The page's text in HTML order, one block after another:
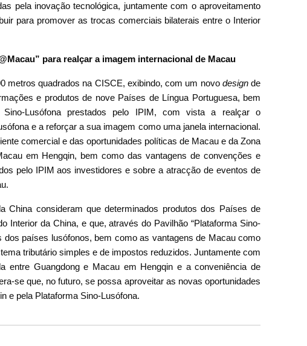
pela inovação tecnológica, juntamente com o aproveitamento
para promover as trocas comerciais bilaterais entre o Interior
pararealçar a imagem internacional de Macau
metros quadrados na CISCE, exibindo, com um novo designde
e produtos de nove Países de Língua Portuguesa, bem
Lusófona prestados pelo IPIM, com vista a realçar o
e a reforçar a sua imagem como uma janela internacional.
comercial e das oportunidades políticas de Macau e da Zona
em Hengqin, bem como das vantagens de convenções e
pelo IPIM aos investidores e sobre a atracção de eventos de
China consideram que determinados produtos dos Países de
Interior da China, e que, através do Pavilhão “Plataforma Sino-
dos países lusófonos, bem como as vantagens de Macau como
tributário simples e de impostos reduzidos. Juntamente com
entre Guangdong e Macau em Hengqin e a conveniência de
se que, no futuro, se possa aproveitar as novas oportunidades
e pela Plataforma Sino-Lusófona.